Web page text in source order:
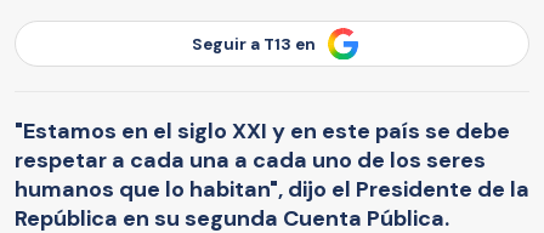
Seguir a T13 en
"Estamos en el siglo XXI y en este país se debe
respetar a cada una a cada uno de los seres
humanos que lo habitan", dijo el Presidente de la
República en su segunda Cuenta Pública.